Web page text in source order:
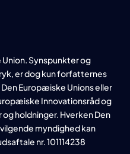
Synspunkter og
er dog kun forfatternes
Europæiske Unions eller
Innovationsråd og
og holdninger. Hverken Den
myndighed kan
nr. 101114238